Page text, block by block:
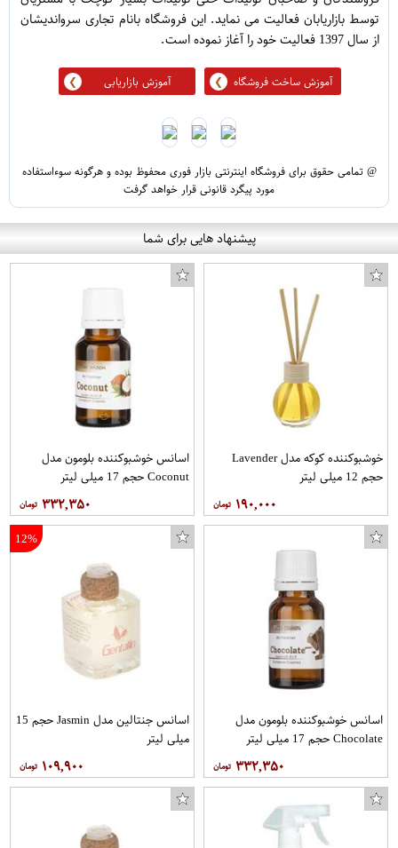
توسط بازاریابان فعالیت می نماید. این فروشگاه بانام تجاری سرواندیشان
از سال 1397 فعالیت خود را آغاز نموده است.
آموزش ساخت فروشگاه آموزش بازاریابی
@ تمامی حقوق برای فروشگاه اینترنتی بازار فوری محفوظ بوده و هرگونه سوءاستفاده
مورد پیگرد قانونی قرار خواهد گرفت
پیشنهاد هایی برای شما
خوشبوکننده کوکه مدل Lavender
حجم 12 میلی لیتر
۱۹۰,۰۰۰
اسانس خوشبوکننده بلومون مدل
Coconut حجم 17 میلی لیتر
۳۳۲,۳۵۰
اسانس خوشبوکننده بلومون مدل
Chocolate حجم 17 میلی لیتر
۳۳۲,۳۵۰
12%
اسانس جنتالین مدل Jasmin حجم 15
میلی لیتر
۱۰۹,۹۰۰